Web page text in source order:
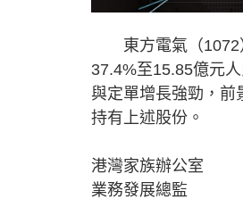
東方電氣（1072）
37.4%至15.85億元
與定單增長強勁，前
持有上述股份。
港灣家族辦公室
業務發展總監